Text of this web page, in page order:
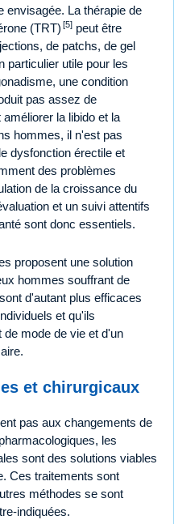
envisagée. La thérapie de
(TRT) [5] peut être
de patchs, de gel
particulier utile pour les
une condition
pas assez de
la libido et la
hommes, il n'est pas
dysfonction érectile et
des problèmes
de la croissance du
et un suivi attentifs
sont donc essentiels.
proposent une solution
hommes souffrant de
d'autant plus efficaces
et qu'ils
mode de vie et d'un
et chirurgicaux
pas aux changements de
les
sont des solutions viables
Ces traitements sont
méthodes se sont
indiquées.